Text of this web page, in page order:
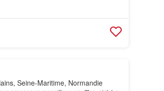
Seine-Maritime, Normandie